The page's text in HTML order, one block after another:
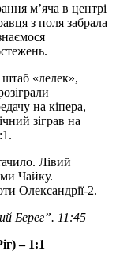
м’яча в центрі
з поля забрала
штаб «лелек»,
на кіпера,
зіграв на
Лівий
Чайку.
Олександрії-2.
Берег”. 11:45
– 1:1